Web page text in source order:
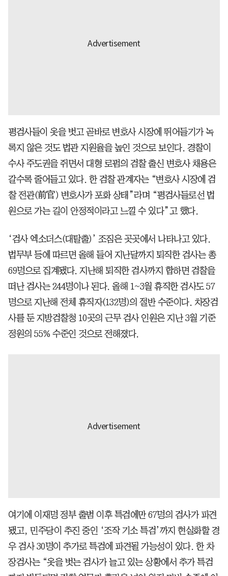
평검사들이 옷을 벗고 곧바로 변호사 시장에 뛰어들기가 녹
록지 않은 것도 법관 지원율을 높인 것으로 보인다. 경찰이
수사 주도권을 쥐면서 대형 로펌의 검찰 출신 변호사 채용은
갈수록 줄어들고 있다. 한 검찰 관계자는 “변호사 시장에 검
찰 전관(前官) 변호사가 포화 상태”라며 “평검사들로선 법
원으로 가는 길이 안정적이라고 느낄 수 있다”고 했다.
‘검사 엑소더스(대탈출)’ 조짐은 곳곳에서 나타나고 있다.
법무부 등에 따르면 올해 들어 지난달까지 퇴직한 검사는 총
69명으로 집계됐다. 지난해 퇴직한 검사까지 합하면 검찰을
떠난 검사는 244명이나 된다. 올해 1~3월 휴직한 검사도 57
명으로 지난해 전체 휴직자(132명)의 절반 수준이다. 차장검
사를 둔 지방검찰청 10곳의 근무 검사 인원은 지난 3월 기준
정원의 55% 수준인 것으로 전해졌다.
여기에 이재명 정부 출범 이후 특검에만 67명의 검사가 파견
됐고, 민주당이 추진 중인 ‘조작 기소 특검’까지 현실화할 경
우 검사 30명이 추가로 특검에 파견될 가능성이 있다. 한 차
장검사는 “옷을 벗는 검사가 늘고 있는 상황에서 추가 특검